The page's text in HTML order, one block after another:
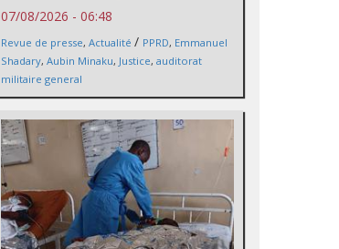
07/08/2026 - 06:48
Revue de presse, Actualité / PPRD, Emmanuel
Shadary, Aubin Minaku, Justice, auditorat
militaire general